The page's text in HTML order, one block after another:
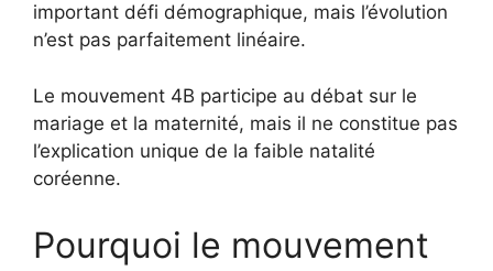
important défi démographique, mais l’évolution
n’est pas parfaitement linéaire.
Le mouvement 4B participe au débat sur le
mariage et la maternité, mais il ne constitue pas
l’explication unique de la faible natalité
coréenne.
Pourquoi le mouvement